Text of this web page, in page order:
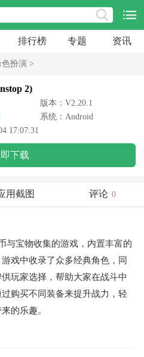
排行榜 专题 资讯
色扮演 >
2)
版本：V2.20.1
系统：Android
17:07:31
下载
用截图 评论 0
与宝物收集的游戏，内置丰富的
戏中收录了众多经典角色，同
玩家选择，帮助大家在战斗中
购买不同装备来提升战力，轻
的乐趣。